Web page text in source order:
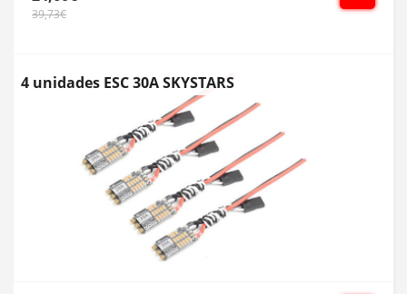
39,73€
4 unidades ESC 30A SKYSTARS